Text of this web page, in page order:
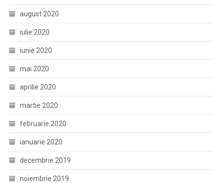
august 2020
iulie 2020
iunie 2020
mai 2020
aprilie 2020
martie 2020
februarie 2020
ianuarie 2020
decembrie 2019
noiembrie 2019